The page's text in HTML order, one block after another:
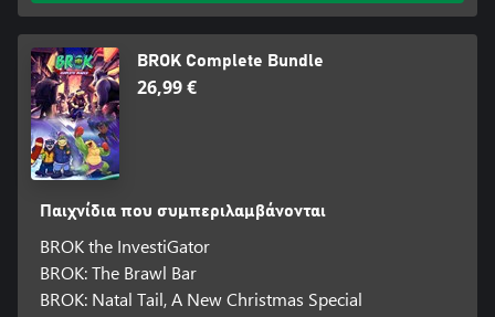
BROK Complete Bundle
26,99 €
Παιχνίδια που συμπεριλαμβάνονται
BROK the InvestiGator
BROK: The Brawl Bar
BROK: Natal Tail, A New Christmas Special